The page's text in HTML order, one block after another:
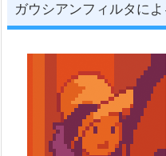
ガウシアンフィルタに